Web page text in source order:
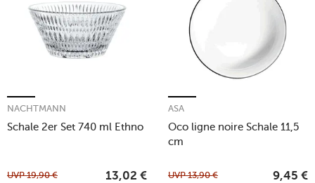
Schale 2er Set 740 ml Ethno
NACHTMANN
UVP19,90 € 13,02 €
Oco ligne noire Schale 11,5
cm
ASA
UVP13,90 € 9,45 €